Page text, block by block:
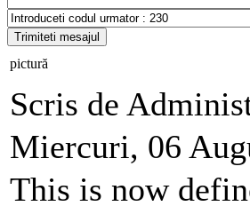
pictură
Scris de
Miercuri, 06
This is now